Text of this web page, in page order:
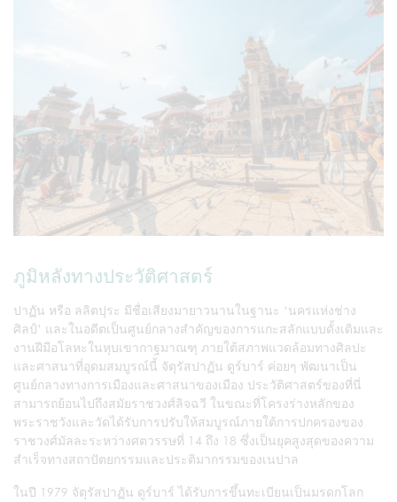
ภูมิหลังทางประวัติศาสตร์
ปาฏัน หรือ ลลิตปุระ มีชื่อเสียงมายาวนานในฐานะ ‘นครแห่งช่าง
ศิลป์’ และในอดีตเป็นศูนย์กลางสำคัญของการแกะสลักแบบดั้งเดิมและ
งานฝีมือโลหะในหุบเขากาฐมาณฑุ ภายใต้สภาพแวดล้อมทางศิลปะ
และศาสนาที่อุดมสมบูรณ์นี้ จัตุรัสปาฏัน ดูร์บาร์ ค่อยๆ พัฒนาเป็น
ศูนย์กลางทางการเมืองและศาสนาของเมือง ประวัติศาสตร์ของที่นี่
สามารถย้อนไปถึงสมัยราชวงศ์ลิจฉวี ในขณะที่โครงร่างหลักของ
พระราชวังและวัดได้รับการปรับให้สมบูรณ์ภายใต้การปกครองของ
ราชวงศ์มัลละระหว่างศตวรรษที่ 14 ถึง 18 ซึ่งเป็นยุคสูงสุดของความ
สำเร็จทางสถาปัตยกรรมและประติมากรรมของเนปาล
ในปี 1979 จัตุรัสปาฏัน ดูร์บาร์ ได้รับการขึ้นทะเบียนเป็นมรดกโลก